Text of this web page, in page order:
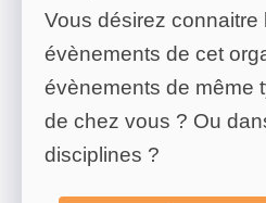
Vous désirez connaitre
évènements de cet
évènements de même
de chez vous ? Ou
disciplines ?